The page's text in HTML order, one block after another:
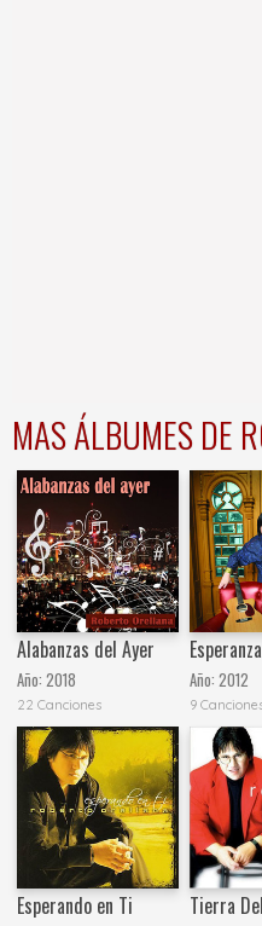
MAS ÁLBUMES DE
Alabanzas del Ayer
Año:2018
22 Canciones
Esperanza
Año: 2012
9
Esperando en Ti Tierra